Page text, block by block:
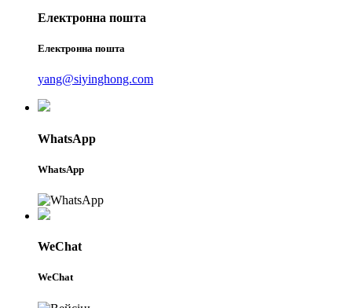
Електронна пошта
Електронна пошта
yang@siyinghong.com
WhatsApp
WhatsApp
WeChat
WeChat